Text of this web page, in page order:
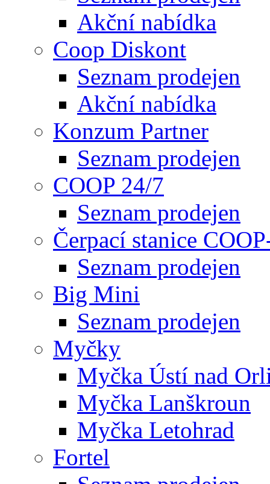
Akční nabídka
Coop Diskont
Seznam prodejen
Akční nabídka
Konzum Partner
Seznam prodejen
COOP 24/7
Seznam prodejen
Čerpací stanice
Seznam prodejen
Big Mini
Seznam prodejen
Myčky
Myčka Ústí nad
Myčka Lanškroun
Myčka Letohrad
Fortel